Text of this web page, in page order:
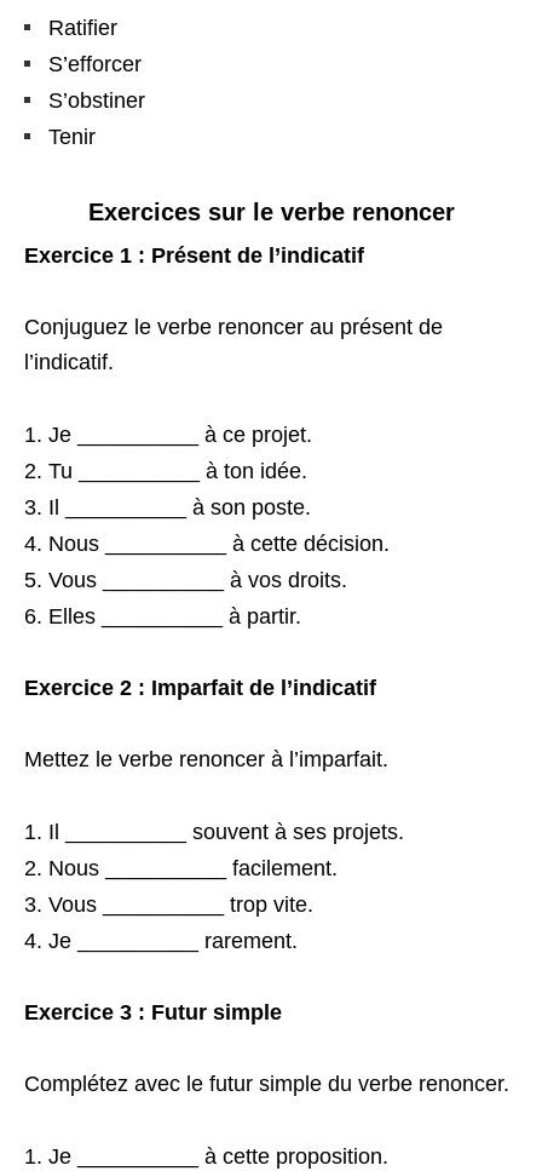
Ratifier
S’efforcer
S’obstiner
Tenir
Exercices sur le verbe renoncer
Exercice 1 : Présent de l’indicatif
Conjuguez le verbe renoncer au présent de
l’indicatif.
Je __________ à ce projet.
Tu __________ à ton idée.
Il __________ à son poste.
Nous __________ à cette décision.
Vous __________ à vos droits.
Elles __________ à partir.
Exercice 2 : Imparfait de l’indicatif
Mettez le verbe renoncer à l’imparfait.
Il __________ souvent à ses projets.
Nous __________ facilement.
Vous __________ trop vite.
Je __________ rarement.
Exercice 3 : Futur simple
Complétez avec le futur simple du verbe renoncer.
Je __________ à cette proposition.